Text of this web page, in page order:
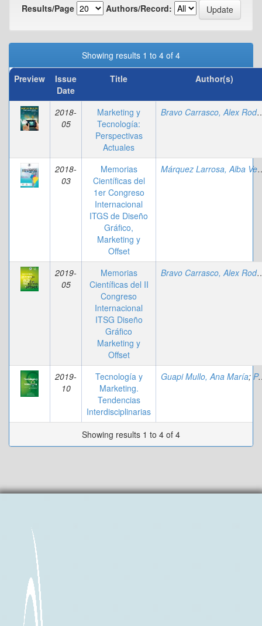
Results/Page
Authors/Record:
Showing results 1 to 4 of 4
Preview
Issue
Date
Title Author(s)
2018-
05
Marketing y
Tecnología:
Perspectivas
Actuales
Bravo
2018-
03
Memorias
Científicas del
1er Congreso
Internacional
ITGS de Diseño
Gráfico,
Marketing y
Offset
Márquez
2019-
05
Memorias
Científicas del II
Congreso
Internacional
ITSG Diseño
Gráfico
Marketing y
Offset
Bravo
2019-
10
Tecnología y
Marketing.
Tendencias
Interdisciplinarias
Guapi Mullo, Ana María; Parrales Loor, Andrea Johana
Showing results 1 to 4 of 4